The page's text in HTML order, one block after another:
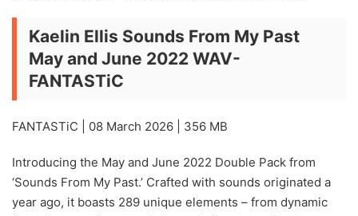
Kaelin Ellis Sounds From My Past
May and June 2022 WAV-
FANTASTiC
FANTASTiC | 08 March 2026 | 356 MB
Introducing the May and June 2022 Double Pack from
‘Sounds From My Past.’ Crafted with sounds originated a
year ago, it boasts 289 unique elements – from dynamic